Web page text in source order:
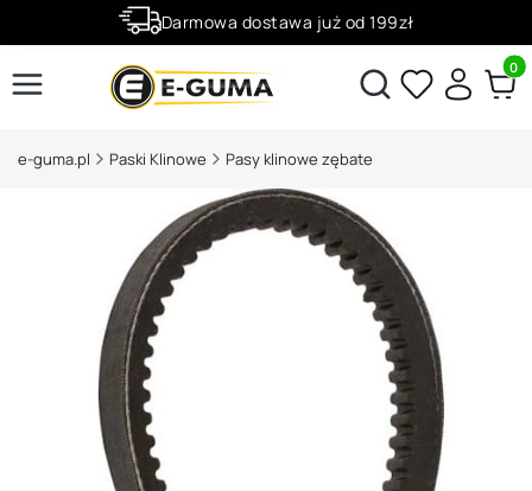
Darmowa dostawa już od 199zł
Rabaty -50% na wybrane produktyOtwórz wyszukiwarkę
e-guma.pl Paski Klinowe Pasy klinowe zębate